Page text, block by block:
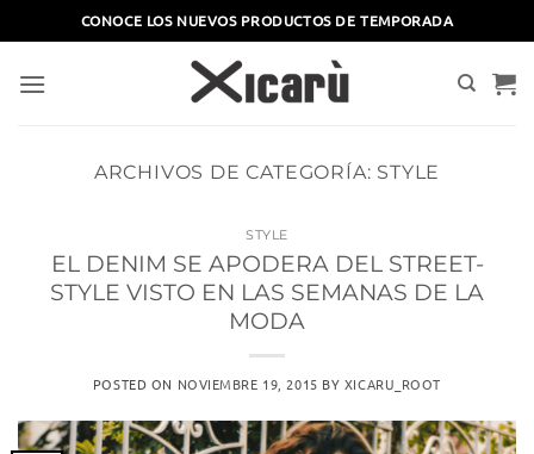
al
contenido
CONOCE LOS NUEVOS PRODUCTOS DE TEMPORADA
ARCHIVOS DE CATEGORÍA: STYLE
STYLE
EL DENIM SE APODERA DEL STREET-
STYLE VISTO EN LAS SEMANAS DE LA
MODA
POSTED ON NOVIEMBRE 19, 2015 BY XICARU_ROOT